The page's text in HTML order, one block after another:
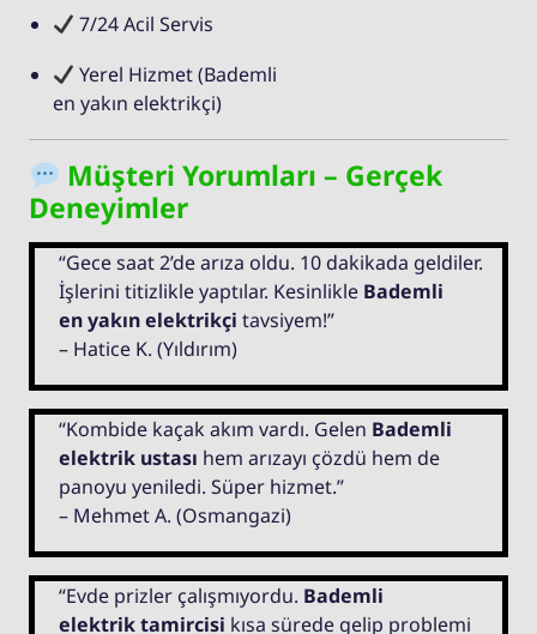
7/24 Acil Servis
Yerel Hizmet (Bademli
en yakın elektrikçi)
Müşteri Yorumları – Gerçek
Deneyimler
“Gece saat 2’de arıza oldu. 10 dakikada geldiler.
İşlerini titizlikle yaptılar. Kesinlikle Bademli
en yakın elektrikçi tavsiyem!”
– Hatice K. (Yıldırım)
“Kombide kaçak akım vardı. Gelen Bademli
elektrik ustası hem arızayı çözdü hem de
panoyu yeniledi. Süper hizmet.”
– Mehmet A. (Osmangazi)
“Evde prizler çalışmıyordu. Bademli
elektrik tamircisi kısa sürede gelip problemi